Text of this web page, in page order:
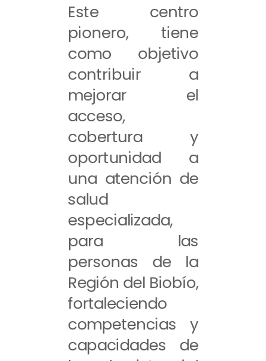
Este centro
pionero, tiene
como objetivo
contribuir a
mejorar el
acceso,
cobertura y
oportunidad a
una atención de
salud
especializada,
para las
personas de la
Región del Biobío,
fortaleciendo
competencias y
capacidades de